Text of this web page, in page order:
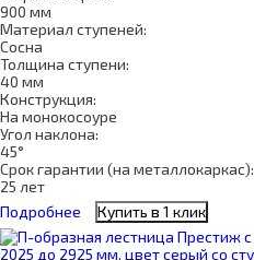
900 мм
Материал ступеней:
Сосна
Толщина ступени:
40 мм
Конструкция:
На монокосоуре
Угол наклона:
45°
Срок гарантии (на металлокаркас):
25 лет
Подробнее
Купить в 1 клик